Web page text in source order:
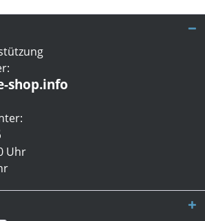
shop.info
Uhr